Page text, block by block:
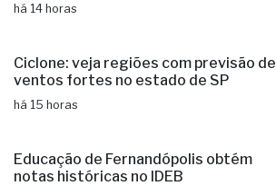
há 14 horas
Ciclone: veja regiões com previsão de
ventos fortes no estado de SP
há 15 horas
Educação de Fernandópolis obtém
notas históricas no IDEB